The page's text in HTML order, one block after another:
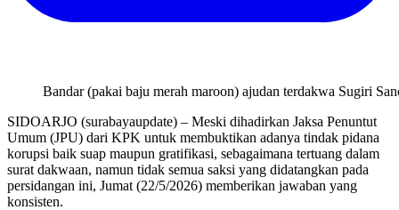
Bandar (pakai baju merah maroon) ajudan terdakwa Sugiri
SIDOARJO (surabayaupdate) – Meski dihadirkan Jaksa Penuntut
Umum (JPU) dari KPK untuk membuktikan adanya tindak pidana
korupsi baik suap maupun gratifikasi, sebagaimana tertuang dalam
surat dakwaan, namun tidak semua saksi yang didatangkan pada
persidangan ini, Jumat (22/5/2026) memberikan jawaban yang
konsisten.